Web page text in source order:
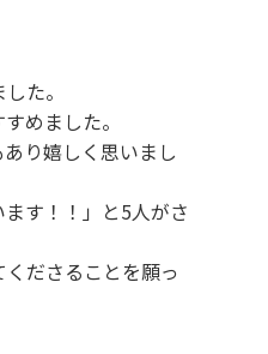
た。
めました。
り嬉しく思いまし
す！！」と5人がさ
ださることを願っ